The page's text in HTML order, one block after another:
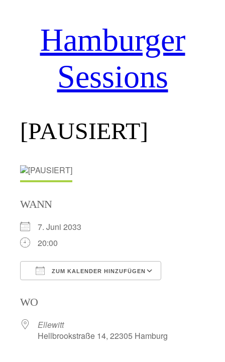
Hamburger
Sessions
[PAUSIERT]
WANN
7. Juni 2033
20:00
ZUM KALENDER HINZUFÜGEN
WO
Ellewitt
Hellbrookstraße 14, 22305 Hamburg